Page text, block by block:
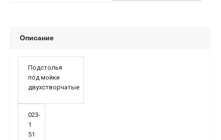
Описание
Подстолья
под мойки
двухстворчатые
023-
1
51